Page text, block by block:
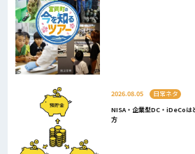
2026.08.05
日常ネタ
NISA・企業型DC・iDeCoは
方